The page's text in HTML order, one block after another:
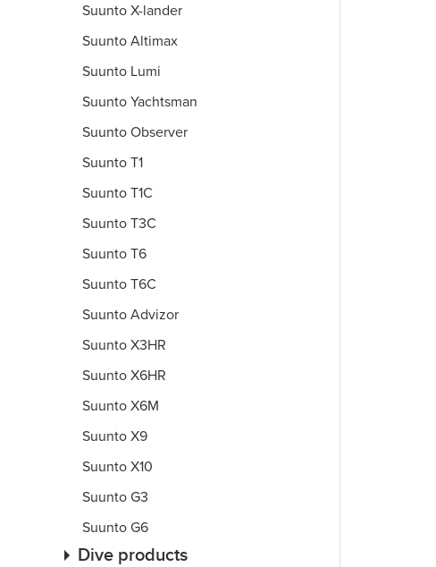
Suunto X-lander
Suunto Altimax
Suunto Lumi
Suunto Yachtsman
Suunto Observer
Suunto T1
Suunto T1C
Suunto T3C
Suunto T6
Suunto T6C
Suunto Advizor
Suunto X3HR
Suunto X6HR
Suunto X6M
Suunto X9
Suunto X10
Suunto G3
Suunto G6
Dive products